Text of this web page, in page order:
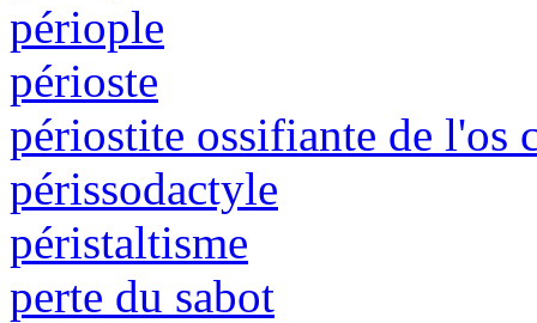
périople
périoste
périostite ossifiante de l'os
périssodactyle
péristaltisme
perte du sabot